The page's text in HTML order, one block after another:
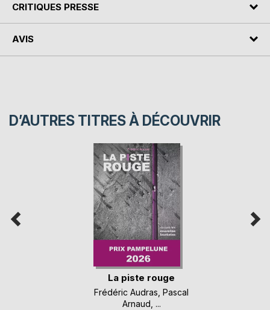
CRITIQUES PRESSE
AVIS
D’AUTRES TITRES À DÉCOUVRIR
La piste rouge
Frédéric Audras Pascal
Arnaud , ...